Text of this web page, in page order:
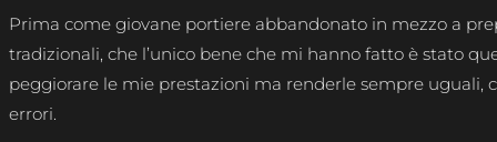
Prima come giovane portiere abbandonato in mezzo a
tradizionali, che l’unico bene che mi hanno fatto è stato
peggiorare le mie prestazioni ma renderle sempre uguali,
errori.